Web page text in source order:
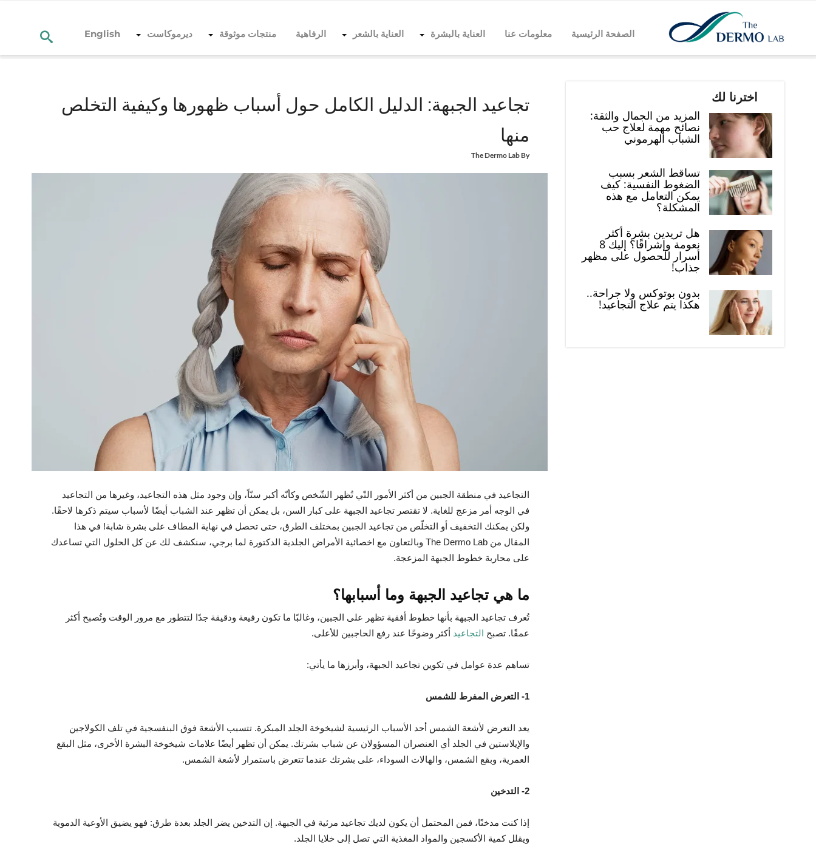
الصفحة الرئيسية معلومات عنا العناية بالبشرة العناية بالشعر الرفاهية منتجات موثوقة ديرموكاست English
تجاعيد الجبهة: الدليل الكامل حول أسباب ظهورها وكيفية التخلص
منها
By
The Dermo Lab
التجاعيد في منطقة الجبين من أكثر الأمور التّي تُظهر الشّخص وكأنّه أكبر سنّاً، وإن وجود مثل هذه التجاعيد، وغيرها من التجاعيد
في الوجه أمر مزعج للغاية. لا تقتصر تجاعيد الجبهة على كبار السن، بل يمكن أن تظهر عند الشباب أيضًا لأسباب سيتم ذكرها لاحقًا.
ولكن يمكنك التخفيف أو التخلّص من تجاعيد الجبين بمختلف الطرق، حتى تحصل في نهاية المطاف على بشرة شابة! في هذا
المقال من The Dermo Lab وبالتعاون مع اخصائية الأمراض الجلدية الدكتورة لما برجي، سنكشف لك عن كل الحلول التي تساعدك
على محاربة خطوط الجبهة المزعجة.
ما هي تجاعيد الجبهة وما أسبابها؟
تُعرف تجاعيد الجبهة بأنها خطوط أفقية تظهر على الجبين، وغالبًا ما تكون رفيعة ودقيقة جدًا لتتطور مع مرور الوقت وتُصبح أكثر
عمقًا. تصبح التجاعيد أكثر وضوحًا عند رفع الحاجبين للأعلى.
تساهم عدة عوامل في تكوين تجاعيد الجبهة، وأبرزها ما يأتي:
1- التعرض المفرط للشمس
يعد التعرض لأشعة الشمس أحد الأسباب الرئيسية لشيخوخة الجلد المبكرة. تتسبب الأشعة فوق البنفسجية في تلف الكولاجين
والإيلاستين في الجلد أي العنصران المسؤولان عن شباب بشرتك. يمكن أن تظهر أيضًا علامات شيخوخة البشرة الأخرى، مثل البقع
العمرية، وبقع الشمس، والهالات السوداء، على بشرتك عندما تتعرض باستمرار لأشعة الشمس.
2- التدخين
إذا كنت مدخنًا، فمن المحتمل أن يكون لديك تجاعيد مرئية في الجبهة. إن التدخين يضر الجلد بعدة طرق: فهو يضيق الأوعية الدموية
ويقلل كمية الأكسجين والمواد المغذية التي تصل إلى خلايا الجلد.
اخترنا لك
المزيد من الجمال والثقة:
نصائح مهمة لعلاج حب
الشباب الهرموني
تساقط الشعر بسبب
الضغوط النفسية: كيف
يمكن التعامل مع هذه
المشكلة؟
هل تريدين بشرة أكثر
نعومة وإشراقًا؟ إليك 8
أسرار للحصول على مظهر
جذاب!
بدون بوتوكس ولا جراحة..
هكذا يتم علاج التجاعيد!